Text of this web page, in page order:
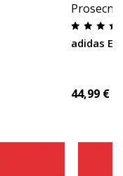
adidas
44,99 €